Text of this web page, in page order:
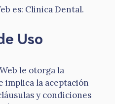
es: Clinica Dental.
Uso
le otorga la
implica la aceptación
y condiciones